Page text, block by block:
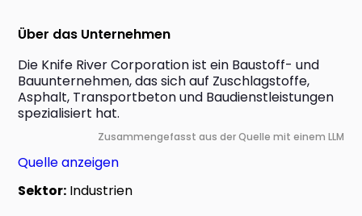
Über das Unternehmen
Die Knife River Corporation ist ein Baustoff- und
Bauunternehmen, das sich auf Zuschlagstoffe,
Asphalt, Transportbeton und Baudienstleistungen
spezialisiert hat.
Zusammengefasst aus der Quelle mit einem LLM
Quelle anzeigen
Sektor: Industrien